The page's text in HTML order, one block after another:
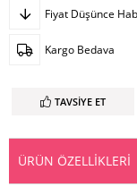
Fiyat Düşünce
Kargo Bedava
TAVSIYE ET
ÜRÜN ÖZELLIKLERI